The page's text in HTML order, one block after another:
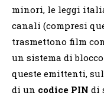
minori, le leggi
canali (compresi
trasmettono film
un sistema di
queste emittenti,
di un codice PIN di